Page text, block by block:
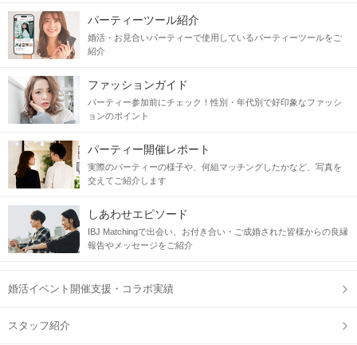
パーティーツール紹介
婚活・お見合いパーティーで使用しているパーティーツールをご
紹介
ファッションガイド
パーティー参加前にチェック！性別・年代別で好印象なファッシ
ョンのポイント
パーティー開催レポート
実際のパーティーの様子や、何組マッチングしたかなど、写真を
交えてご紹介します
しあわせエピソード
IBJ Matchingで出会い、お付き合い・ご成婚された皆様からの良縁
報告やメッセージをご紹介
婚活イベント開催支援・コラボ実績
スタッフ紹介